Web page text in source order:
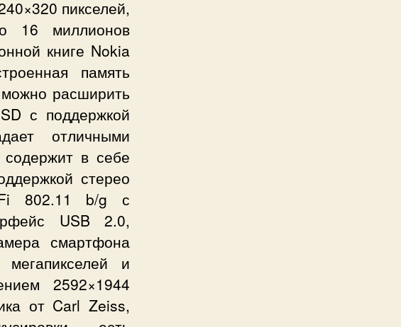
пикселей,
16 миллионов
книге Nokia
память
расширить
с поддержкой
отличными
в себе
стерео
802.11 b/g с
USB 2.0,
смартфона
и
2592×1944
от Carl Zeiss,